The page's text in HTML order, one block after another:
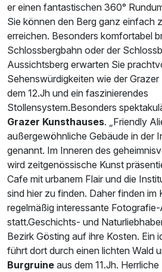
er einen fantastischen 360°
Sie können den Berg ganz einfach
erreichen. Besonders komfortabel
Schlossbergbahn oder der
Aussichtsberg erwarten Sie
Sehenswürdigkeiten wie der
dem 12.Jh und ein faszinierendes
Stollensystem.Besonders
Grazer Kunsthauses. „Friendly
außergewöhnliche Gebäude in der
genannt. Im Inneren des
wird zeitgenössische Kunst
Cafe mit urbanem Flair und die
sind hier zu finden. Daher finden im
regelmäßig interessante
statt.Geschichts- und
Bezirk Gösting auf ihre Kosten. Ein
führt dort durch einen lichten Wald
Burgruine aus dem 11.Jh.